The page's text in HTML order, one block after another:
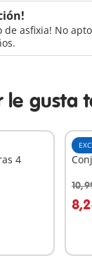
de asfixia! No
le gusta
4